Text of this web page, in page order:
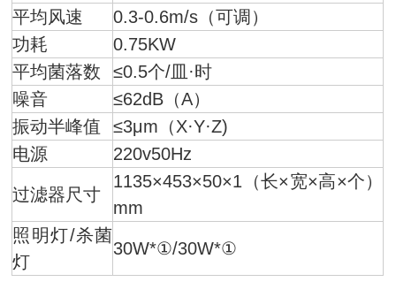
平均风速
0.3-0.6m/s（可调）
功耗
0.75KW
平均菌落数
≤0.5个/皿·时
噪音
≤62dB（A）
振动半峰值
≤3μm（X·Y·Z)
电源
220v50Hz
过滤器尺寸
1135×453×50×1（长×宽×高×个）
mm
照明灯/杀菌
灯
30W*①/30W*①